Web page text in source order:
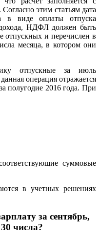
этим статьям дата
в виде оплаты отпуска
НДФЛ должен быть
отпускных и перечислен в
месяца, в котором они
отпускные за июль
операция отражается
полугодие 2016 года. При
суммовые
в учетных решениях
за сентябрь,
числа?